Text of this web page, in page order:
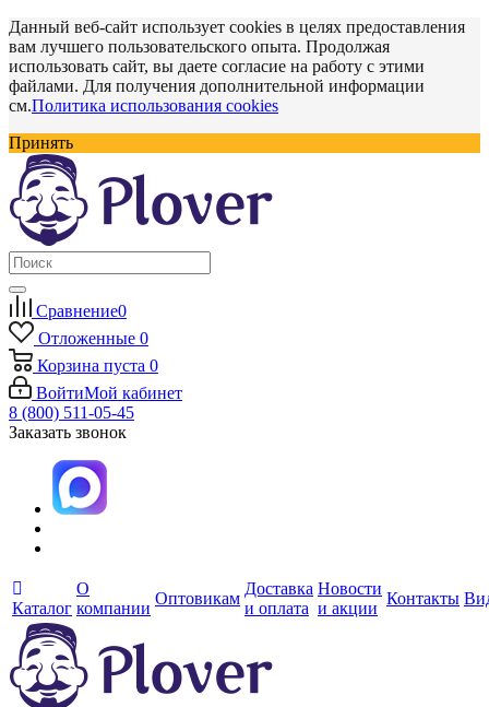
Данный веб-сайт использует cookies в целях предоставления
вам лучшего пользовательского опыта. Продолжая
использовать сайт, вы даете согласие на работу с этими
файлами. Для получения дополнительной информации
см.Политика использования cookies
Принять
Сравнение0
Отложенные 0
Корзина пуста 0
ВойтиМой кабинет
8 (800) 511-05-45
Заказать звонок
Каталог
О
компании
Оптовикам
Доставка
и оплата
Новости
и акции
Контакты